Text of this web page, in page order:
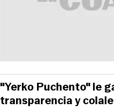
"Yerko Puchento" le
transparencia y